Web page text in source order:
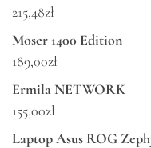
215,48zł
Moser 1400 Edition
189,00zł
Ermila NETWORK
155,00zł
Laptop Asus ROG